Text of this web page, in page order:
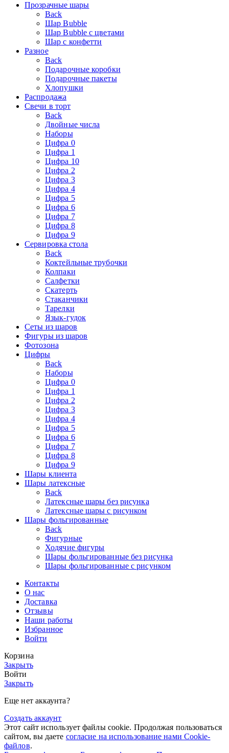
Прозрачные шары
Back
Шар Bubble
Шар Bubble с цветами
Шар с конфетти
Разное
Back
Подарочные коробки
Подарочные пакеты
Хлопушки
Распродажа
Свечи в торт
Back
Двойные числа
Наборы
Цифра 0
Цифра 1
Цифра 10
Цифра 2
Цифра 3
Цифра 4
Цифра 5
Цифра 6
Цифра 7
Цифра 8
Цифра 9
Сервировка стола
Back
Коктейльные трубочки
Колпаки
Салфетки
Скатерть
Стаканчики
Тарелки
Язык-гудок
Сеты из шаров
Фигуры из шаров
Фотозона
Цифры
Back
Наборы
Цифра 0
Цифра 1
Цифра 2
Цифра 3
Цифра 4
Цифра 5
Цифра 6
Цифра 7
Цифра 8
Цифра 9
Шары клиента
Шары латексные
Back
Латексные шары без рисунка
Латексные шары с рисунком
Шары фольгированные
Back
Фигурные
Ходячие фигуры
Шары фольгированные без рисунка
Шары фольгированные с рисунком
Контакты
О нас
Доставка
Отзывы
Наши работы
Избранное
Войти
Корзина
Закрыть
Войти
Закрыть
Еще нет аккаунта?
Создать аккаунт
Этот сайт использует файлы cookie. Продолжая пользоваться
сайтом, вы даете согласие на использование нами Cookie-
файлов.